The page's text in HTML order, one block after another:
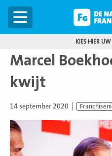
Menu
KIES HIER
Marcel
kwijt
14 september 2020